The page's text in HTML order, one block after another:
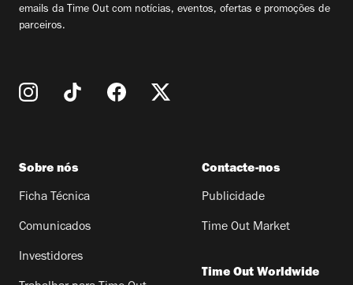
emails da Time Out com notícias, eventos, ofertas e promoções de
parceiros.
Sobre nós
Ficha Técnica
Comunicados
Investidores
Contacte-nos
Publicidade
Time Out Market
Time Out Worldwide